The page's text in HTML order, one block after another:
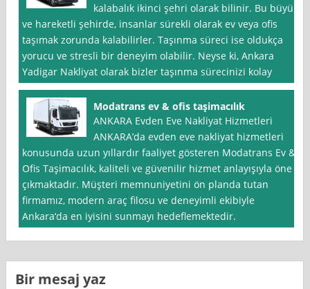
kalabalık ikinci şehri olarak bilinir. Bu büyük
ve hareketli şehirde, insanlar sürekli olarak ev veya ofis
taşımak zorunda kalabilirler. Taşınma süreci ise oldukça
yorucu ve stresli bir deneyim olabilir. Neyse ki, Ankara
Yadigar Nakliyat olarak bizler taşınma sürecinizi kolay
Modatrans ev & ofis taşimacılık
ANKARA Evden Eve Nakliyat Hizmetleri
ANKARA’da evden eve nakliyat hizmetleri
konusunda uzun yıllardır faaliyet gösteren Modatrans Ev &
Ofis Taşimacılık, kaliteli ve güvenilir hizmet anlayışıyla öne
çıkmaktadır. Müşteri memnuniyetini ön planda tutan
firmamız, modern araç filosu ve deneyimli ekibiyle
Ankara‘da en iyisini sunmayı hedeflemektedir.
Bir mesaj yaz